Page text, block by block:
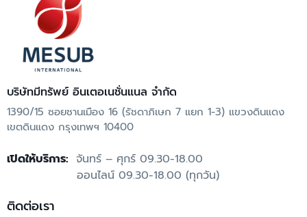
บริษัทมีทรัพย์ อินเตอเนชั่นแนล จำกัด
1390/15 ซอยชานเมือง 16 (รัชดาภิเษก 7 แยก 1-3) แขวงดินแดง
เขตดินแดง กรุงเทพฯ 10400
เปิดให้บริการ: จันทร์ – ศุกร์ 09.30-18.00
ออนไลน์ 09.30-18.00 (ทุกวัน)
ติดต่อเรา